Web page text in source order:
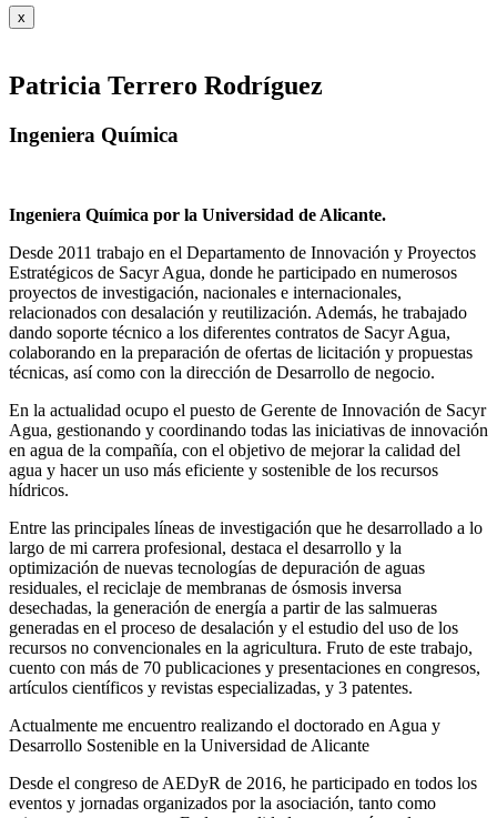
x
Patricia Terrero Rodríguez
Ingeniera Química
Ingeniera Química por la Universidad de Alicante.
Desde 2011 trabajo en el Departamento de Innovación y Proyectos
Estratégicos de Sacyr Agua, donde he participado en numerosos
proyectos de investigación, nacionales e internacionales,
relacionados con desalación y reutilización. Además, he trabajado
dando soporte técnico a los diferentes contratos de Sacyr Agua,
colaborando en la preparación de ofertas de licitación y propuestas
técnicas, así como con la dirección de Desarrollo de negocio.
En la actualidad ocupo el puesto de Gerente de Innovación de Sacyr
Agua, gestionando y coordinando todas las iniciativas de innovación
en agua de la compañía, con el objetivo de mejorar la calidad del
agua y hacer un uso más eficiente y sostenible de los recursos
hídricos.
Entre las principales líneas de investigación que he desarrollado a lo
largo de mi carrera profesional, destaca el desarrollo y la
optimización de nuevas tecnologías de depuración de aguas
residuales, el reciclaje de membranas de ósmosis inversa
desechadas, la generación de energía a partir de las salmueras
generadas en el proceso de desalación y el estudio del uso de los
recursos no convencionales en la agricultura. Fruto de este trabajo,
cuento con más de 70 publicaciones y presentaciones en congresos,
artículos científicos y revistas especializadas, y 3 patentes.
Actualmente me encuentro realizando el doctorado en Agua y
Desarrollo Sostenible en la Universidad de Alicante
Desde el congreso de AEDyR de 2016, he participado en todos los
eventos y jornadas organizados por la asociación, tanto como